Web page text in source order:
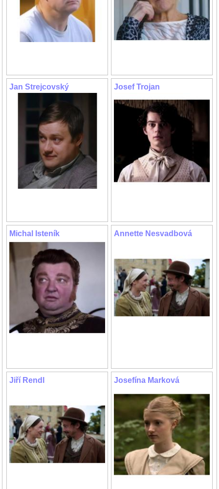
Jan Strejcovský Josef Trojan
Michal Isteník Annette Nesvadbová
Jiří Rendl Josefína Marková